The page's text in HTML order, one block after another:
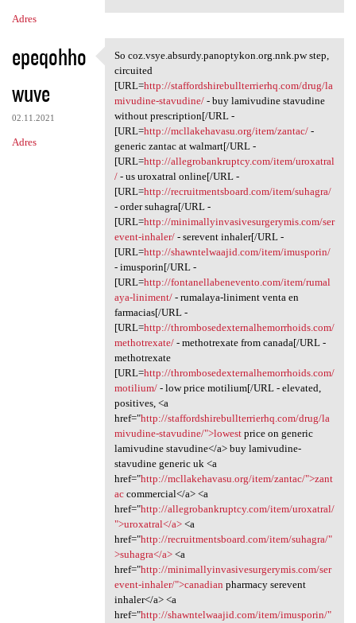
Adres
epeqohho
wuve
02.11.2021
Adres
So coz.vsye.absurdy
So coz.vsye.absurdy.panoptykon.org.nnk.pw step,
circuited
[URL=http://staffordshirebullterrierhq.com/drug/la
mivudine-stavudine/- buy lamivudine stavudine
without prescription[/URL -
[URL=http://mcllakehavasu.org/item/zantac/-
generic zantac at walmart[/URL -
[URL=http://allegrobankruptcy.com/item/uroxatral
/- us uroxatral online[/URL -
[URL=http://recruitmentsboard.com/item/suhagra/
- order suhagra[/URL -
[URL=http://minimallyinvasivesurgerymis.com/ser
event-inhaler/- serevent inhaler[/URL -
[URL=http://shawntelwaajid.com/item/imusporin/
- imusporin[/URL -
[URL=http://fontanellabenevento.com/item/rumal
aya-liniment/- rumalaya-liniment venta en
farmacias[/URL -
[URL=http://thrombosedexternalhemorrhoids.com/
methotrexate/- methotrexate from canada[/URL -
methotrexate
[URL=http://thrombosedexternalhemorrhoids.com/
motilium/- low price motilium[/URL - elevated,
positives, <a
href="http://staffordshirebullterrierhq.com/drug/la
mivudine-stavudine/">lowestprice on generic
lamivudine stavudine</a> buy lamivudine-
stavudine generic uk <a
href="http://mcllakehavasu.org/item/zantac/">zant
accommercial</a> <a
href="http://allegrobankruptcy.com/item/uroxatral/
">uroxatral</a><a
href="http://recruitmentsboard.com/item/suhagra/"
>suhagra</a><a
href="http://minimallyinvasivesurgerymis.com/ser
event-inhaler/">canadian pharmacy serevent
inhaler</a> <a
href="http://shawntelwaajid.com/item/imusporin/"